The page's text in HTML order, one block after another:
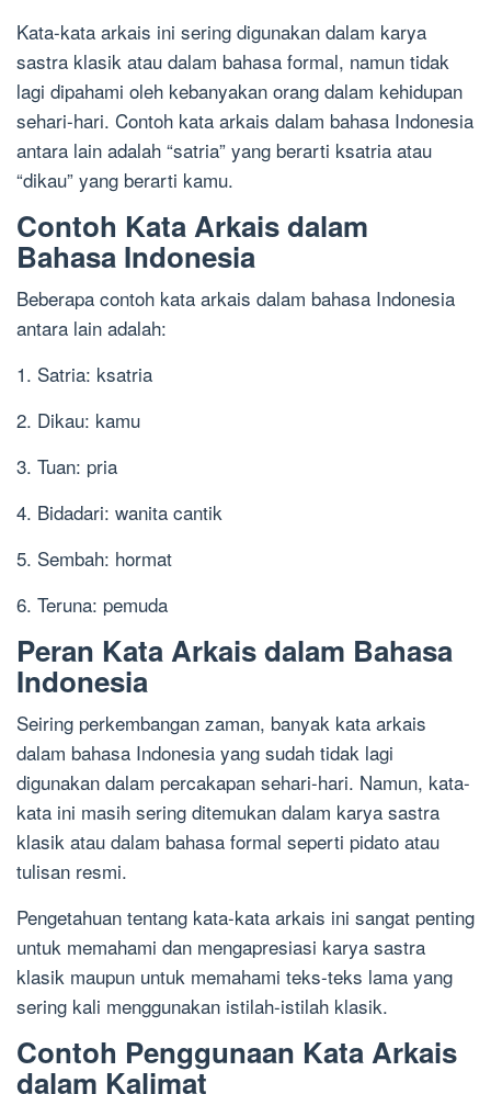
Kata-kata arkais ini sering digunakan dalam karya
sastra klasik atau dalam bahasa formal, namun tidak
lagi dipahami oleh kebanyakan orang dalam kehidupan
sehari-hari. Contoh kata arkais dalam bahasa Indonesia
antara lain adalah “satria” yang berarti ksatria atau
“dikau” yang berarti kamu.
Contoh Kata Arkais dalam
Bahasa Indonesia
Beberapa contoh kata arkais dalam bahasa Indonesia
antara lain adalah:
1. Satria: ksatria
2. Dikau: kamu
3. Tuan: pria
4. Bidadari: wanita cantik
5. Sembah: hormat
6. Teruna: pemuda
Peran Kata Arkais dalam Bahasa
Indonesia
Seiring perkembangan zaman, banyak kata arkais
dalam bahasa Indonesia yang sudah tidak lagi
digunakan dalam percakapan sehari-hari. Namun, kata-
kata ini masih sering ditemukan dalam karya sastra
klasik atau dalam bahasa formal seperti pidato atau
tulisan resmi.
Pengetahuan tentang kata-kata arkais ini sangat penting
untuk memahami dan mengapresiasi karya sastra
klasik maupun untuk memahami teks-teks lama yang
sering kali menggunakan istilah-istilah klasik.
Contoh Penggunaan Kata Arkais
dalam Kalimat